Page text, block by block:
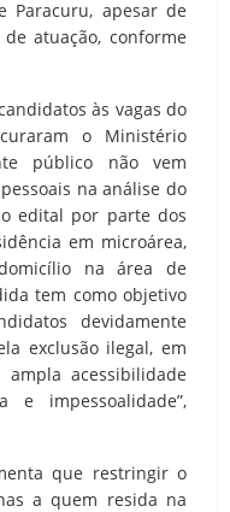
Paracuru, apesar de
atuação, conforme
às vagas do
o Ministério
público não vem
na análise do
edital por parte dos
em microárea,
na área de
tem como objetivo
devidamente
exclusão ilegal, em
acessibilidade
e impessoalidade”,
que restringir o
a quem resida na